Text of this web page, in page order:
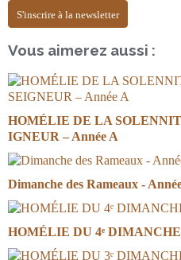
S'inscrire à la newsletter
Vous aimerez aussi :
HOMÉLIE DE LA
IGNEUR – Année A
Dimanche des Rameaux -
HOMÉLIE DU 4ᵉ